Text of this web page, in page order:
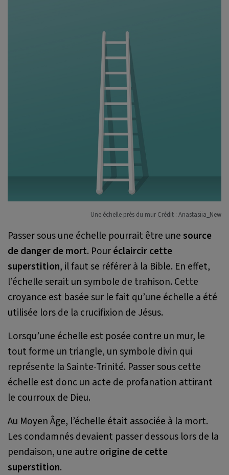
Une échelle près du mur Crédit : Anastasiia_New
Passer sous une échelle pourrait être unesource
de danger de mort. Pouréclaircir cette
superstition, il faut se référer à la Bible. En effet,
l’échelle serait un symbole de trahison. Cette
croyance est basée sur le fait qu’une échelle a été
utilisée lors de la crucifixion de Jésus.
Lorsqu’une échelle est posée contre un mur, le
tout forme un triangle, un symbole divin qui
représente la Sainte-Trinité. Passer sous cette
échelle est donc un acte de profanation attirant
le courroux de Dieu.
Au Moyen Âge, l’échelle était associée à la mort.
Les condamnés devaient passer dessous lors de la
pendaison, une autre origine de cette
superstition.